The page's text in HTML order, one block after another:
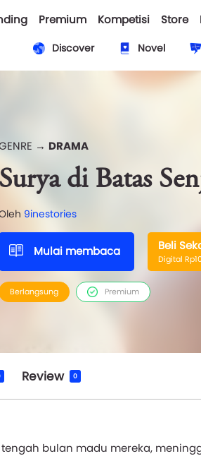
Premium Kompetisi Store
Discover Novel
→ DRAMA
Surya di Batas
9inestories
Mulai membaca Beli
Digital
Berlangsung Premium
Review 0
bulan madu mereka,